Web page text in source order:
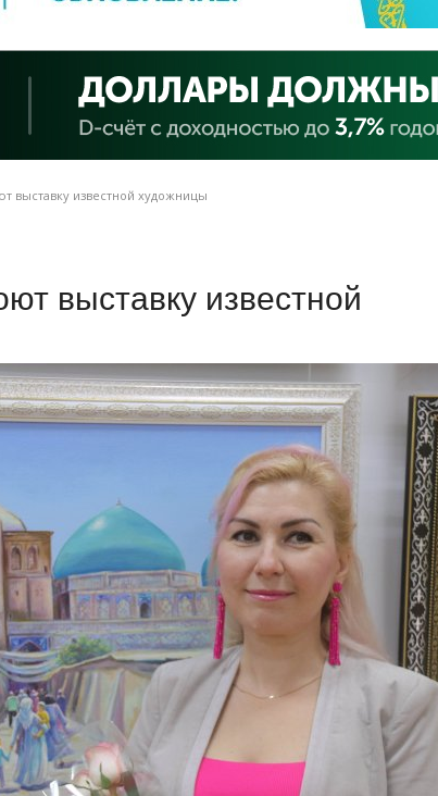
выставку известной художницы
выставку известной